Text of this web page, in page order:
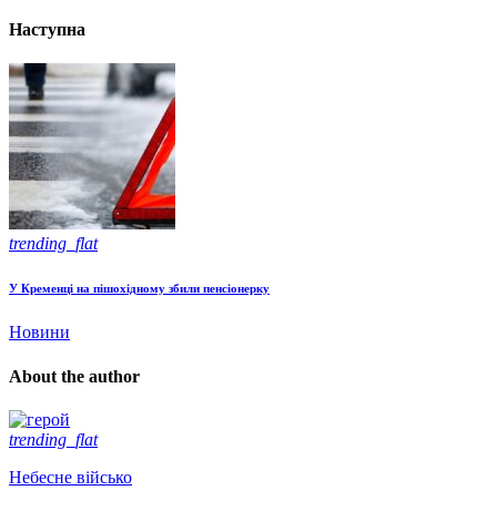
Наступна
trending_flat
У Кременці на пішохідному збили пенсіонерку
Новини
About the author
trending_flat
Небесне військо